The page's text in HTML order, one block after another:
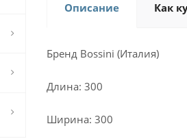
Описание Как
Бренд Bossini (Италия)
Длина: 300
Ширина: 300